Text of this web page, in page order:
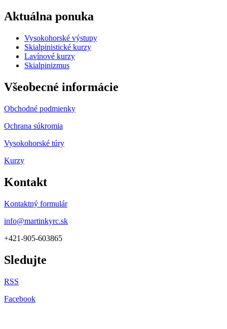
Aktuálna ponuka
Vysokohorské výstupy
Skialpinistické kurzy
Lavínové kurzy
Skialpinizmus
Všeobecné informácie
Obchodné podmienky
Ochrana súkromia
Vysokohorské túry
Kurzy
Kontakt
Kontaktný formulár
info@martinkyrc.sk
+421-905-603865
Sledujte
RSS
Facebook